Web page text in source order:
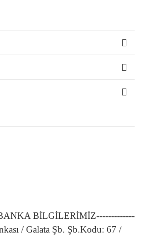
BİLGİLERİMİZ-------------
/ Galata Şb. Şb.Kodu: 67 /